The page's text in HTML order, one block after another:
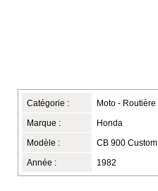
Catégorie : Moto - Routière
Marque : Honda
Modèle : CB 900 Custom
Année : 1982